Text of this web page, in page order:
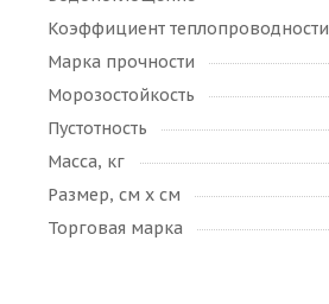
Коэффициент теплопроводности
Марка прочности
Морозостойкость
Пустотность
Масса, кг
Размер, см х см
Торговая марка